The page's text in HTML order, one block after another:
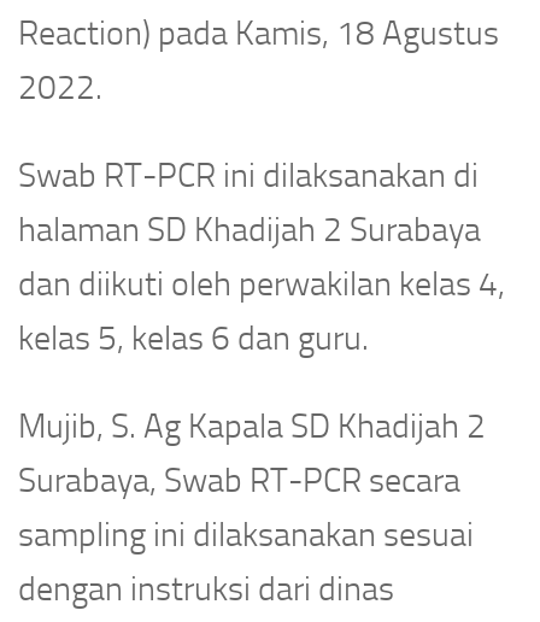
Reaction) pada Kamis, 18 Agustus
2022.
Swab RT-PCR ini dilaksanakan di
halaman SD Khadijah 2 Surabaya
dan diikuti oleh perwakilan kelas 4,
kelas 5, kelas 6 dan guru.
Mujib, S. Ag Kapala SD Khadijah 2
Surabaya, Swab RT-PCR secara
sampling ini dilaksanakan sesuai
dengan instruksi dari dinas